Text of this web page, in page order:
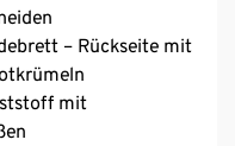
– Rückseite mit
mit